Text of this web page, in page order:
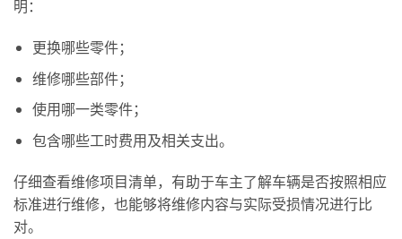
明：
更换哪些零件；
维修哪些部件；
使用哪一类零件；
包含哪些工时费用及相关支出。
仔细查看维修项目清单，有助于车主了解车辆是否按照相应
标准进行维修，也能够将维修内容与实际受损情况进行比
对。